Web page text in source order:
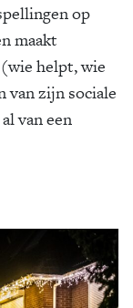
op
maakt
helpt, wie
van zijn sociale
van een